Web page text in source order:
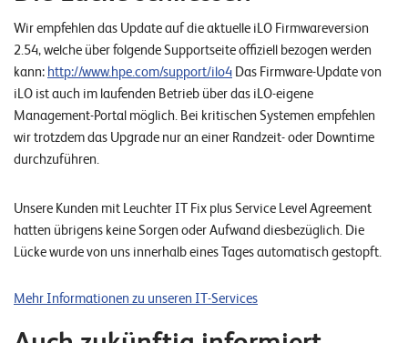
e
N
e
w
E
v
e
Wir empfehlen das Update auf die aktuelle iLO Firmwareversion
2.54, welche über folgende Supportseite offiziell bezogen werden
kann: http://www.hpe.com/support/ilo4 Das Firmware-Update von
iLO ist auch im laufenden Betrieb über das iLO-eigene
Management-Portal möglich. Bei kritischen Systemen empfehlen
wir trotzdem das Upgrade nur an einer Randzeit- oder Downtime
durchzuführen.
Unsere Kunden mit Leuchter IT Fix plus Service Level Agreement
hatten übrigens keine Sorgen oder Aufwand diesbezüglich. Die
Lücke wurde von uns innerhalb eines Tages automatisch gestopft.
Mehr Informationen zu unseren IT-Services